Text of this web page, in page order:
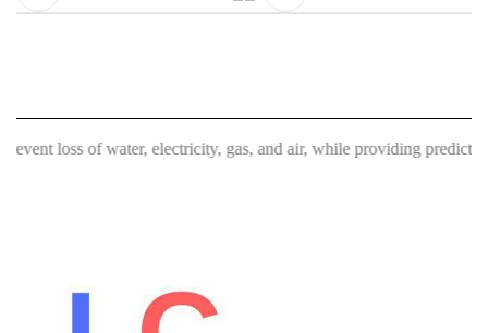
loss of water, electricity, gas, and air, while providing predictions